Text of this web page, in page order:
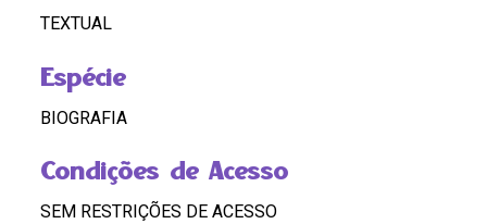
TEXTUAL
Espécie
BIOGRAFIA
Condições de Acesso
SEM RESTRIÇÕES DE ACESSO